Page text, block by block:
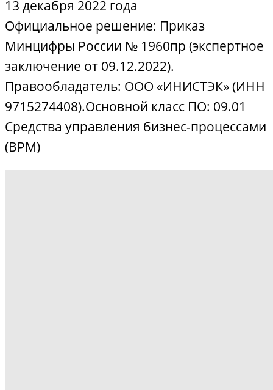
13 декабря 2022 года
Официальное решение: Приказ
Минцифры России № 1960пр (экспертное
заключение от 09.12.2022).
Правообладатель: ООО «ИНИСТЭК» (ИНН
9715274408).Основной класс ПО: 09.01
Средства управления бизнес-процессами
(BPM)